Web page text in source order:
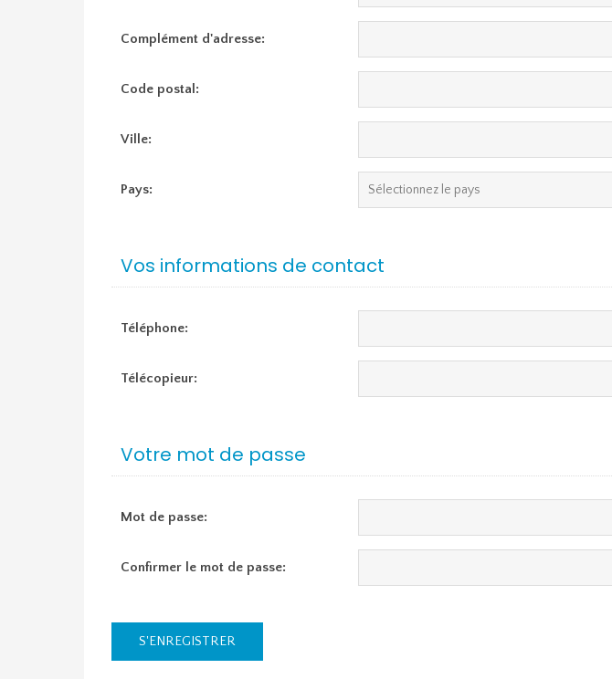
Complément d'adresse:
Code postal:
Ville:
Pays:
Vos informations de contact
Téléphone:
Télécopieur:
Votre mot de passe
Mot de passe:
Confirmer le mot de passe:
S'ENREGISTRER